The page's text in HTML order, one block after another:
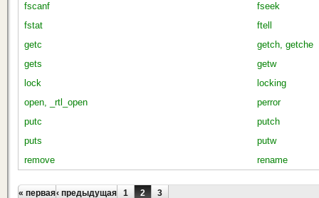
fscanf
fseek
fstat
ftell
getc
getch, getche
gets
getw
lock
locking
open, _rtl_open
perror
putc
putch
puts
putw
remove
rename
« первая‹ предыдущая 1 2 3